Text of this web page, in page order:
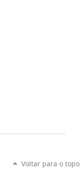
Voltar para o topo